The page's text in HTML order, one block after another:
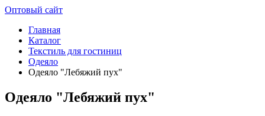
Оптовый сайт
Главная
Каталог
Текстиль для гостиниц
Одеяло
Одеяло "Лебяжий пух"
Одеяло "Лебяжий пух"